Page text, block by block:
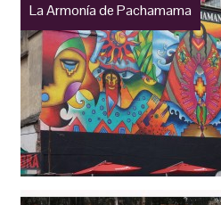
La Armonía de Pachamama